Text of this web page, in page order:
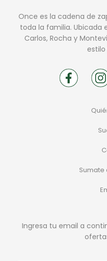
Once es la cadena de
toda la familia. Ubicada
Carlos, Rocha y
Sumate
Ingresa tu email a